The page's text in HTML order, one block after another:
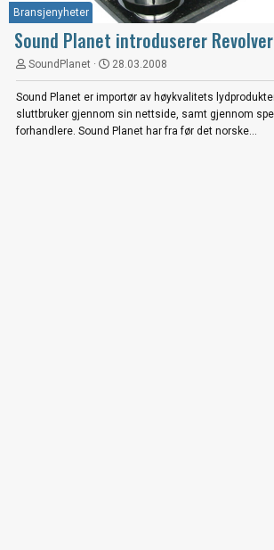
Bransjenyheter
Sound Planet introduserer
SoundPlanet 28.03.2008
Sound Planet er importør av høykvalitets
sluttbruker gjennom sin nettside, samt gjennom
forhandlere. Sound Planet har fra før det norske...